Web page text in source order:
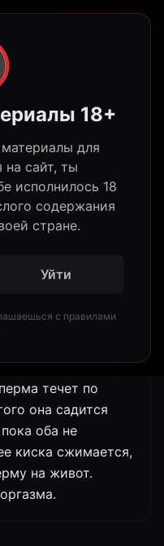
18+
для
на сайт, ты
исполнилось 18
содержания
стране.
Уйти
с правилами
конец:
сильно
· 1 month ago
чтобы оценить
член до конца. Он
течет по
она садится
оба не
киска сжимается,
на живот.